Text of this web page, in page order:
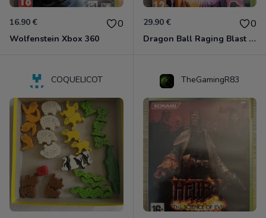
16.90 € 0
Wolfenstein Xbox 360
29.90 € 0
Dragon Ball Raging Blast 2 Xbox 360
COQUELICOT TheGamingR83